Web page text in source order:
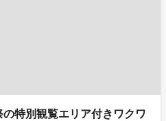
の特別観覧エリア付きワクワ